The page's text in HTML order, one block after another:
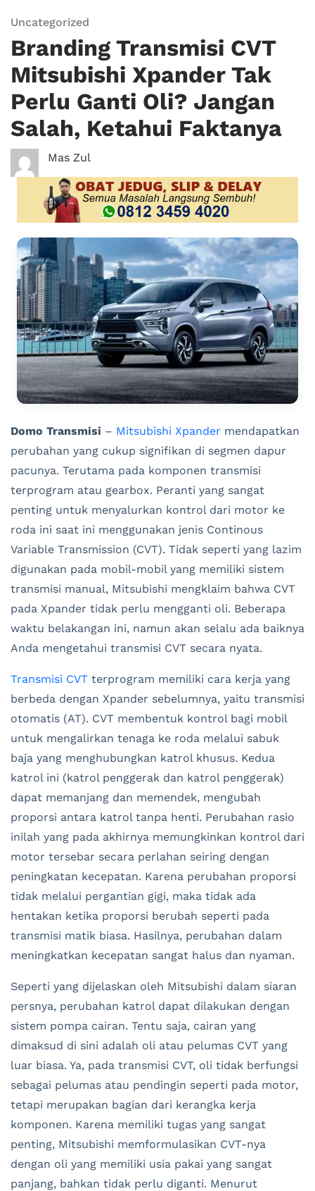
Uncategorized
Branding Transmisi CVT
Mitsubishi Xpander Tak
Perlu Ganti Oli? Jangan
Salah, Ketahui Faktanya
Mas Zul
Domo Transmisi – Mitsubishi Xpander mendapatkan
perubahan yang cukup signifikan di segmen dapur
pacunya. Terutama pada komponen transmisi
terprogram atau gearbox. Peranti yang sangat
penting untuk menyalurkan kontrol dari motor ke
roda ini saat ini menggunakan jenis Continous
Variable Transmission (CVT). Tidak seperti yang lazim
digunakan pada mobil-mobil yang memiliki sistem
transmisi manual, Mitsubishi mengklaim bahwa CVT
pada Xpander tidak perlu mengganti oli. Beberapa
waktu belakangan ini, namun akan selalu ada baiknya
Anda mengetahui transmisi CVT secara nyata.
Transmisi CVT terprogram memiliki cara kerja yang
berbeda dengan Xpander sebelumnya, yaitu transmisi
otomatis (AT). CVT membentuk kontrol bagi mobil
untuk mengalirkan tenaga ke roda melalui sabuk
baja yang menghubungkan katrol khusus. Kedua
katrol ini (katrol penggerak dan katrol penggerak)
dapat memanjang dan memendek, mengubah
proporsi antara katrol tanpa henti. Perubahan rasio
inilah yang pada akhirnya memungkinkan kontrol dari
motor tersebar secara perlahan seiring dengan
peningkatan kecepatan. Karena perubahan proporsi
tidak melalui pergantian gigi, maka tidak ada
hentakan ketika proporsi berubah seperti pada
transmisi matik biasa. Hasilnya, perubahan dalam
meningkatkan kecepatan sangat halus dan nyaman.
Seperti yang dijelaskan oleh Mitsubishi dalam siaran
persnya, perubahan katrol dapat dilakukan dengan
sistem pompa cairan. Tentu saja, cairan yang
dimaksud di sini adalah oli atau pelumas CVT yang
luar biasa. Ya, pada transmisi CVT, oli tidak berfungsi
sebagai pelumas atau pendingin seperti pada motor,
tetapi merupakan bagian dari kerangka kerja
komponen. Karena memiliki tugas yang sangat
penting, Mitsubishi memformulasikan CVT-nya
dengan oli yang memiliki usia pakai yang sangat
panjang, bahkan tidak perlu diganti. Menurut